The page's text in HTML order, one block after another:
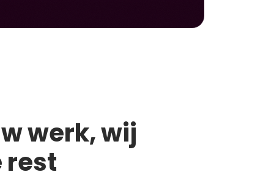
werk, wij
rest